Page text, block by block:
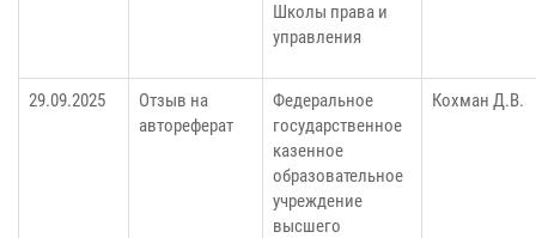
Школы права и
управления
29.09.2025
Отзыв на
автореферат
Федеральное
государственное
казенное
образовательное
учреждение
высшего
Кохман Д.В.